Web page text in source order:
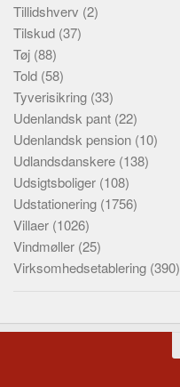
Tillidshverv (2)
Tilskud (37)
Tøj (88)
Told (58)
Tyverisikring (33)
Udenlandsk pant (22)
Udenlandsk pension (10)
Udlandsdanskere (138)
Udsigtsboliger (108)
Udstationering (1756)
Villaer (1026)
Vindmøller (25)
Virksomhedsetablering (390)